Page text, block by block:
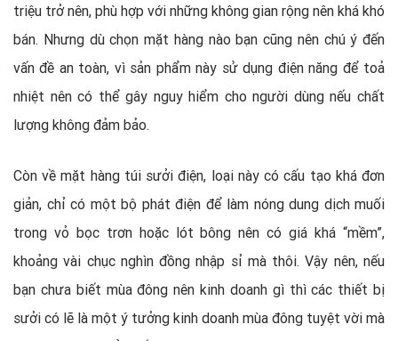
triệu trở nên, phù hợp với những không gian rộng nên khá khó
bán. Nhưng dù chọn mặt hàng nào bạn cũng nên chú ý đến
vấn đề an toàn, vì sản phẩm này sử dụng điện năng để toả
nhiệt nên có thể gây nguy hiểm cho người dùng nếu chất
lượng không đảm bảo.
Còn về mặt hàng túi sưởi điện, loại này có cấu tạo khá đơn
giản, chỉ có một bộ phát điện để làm nóng dung dịch muối
trong vỏ bọc trơn hoặc lót bông nên có giá khá “mềm”,
khoảng vài chục nghìn đồng nhập sỉ mà thôi. Vậy nên, nếu
bạn chưa biết mùa đông nên kinh doanh gì thì các thiết bị
sưởi có lẽ là một ý tưởng kinh doanh mùa đông tuyệt vời mà